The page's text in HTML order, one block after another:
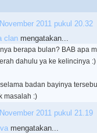
2011 pukul 20.32
clan mengatakan...
berapa bulan? BAB apa
dahulu ya ke kelincinya :)
badan bayinya
masalah :)
2011 pukul 21.19
mengatakan...